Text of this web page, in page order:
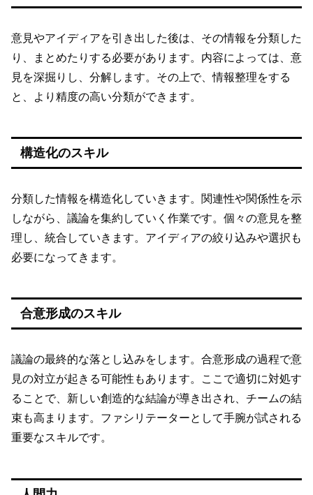
意見やアイディアを引き出した後は、その情報を分類した
り、まとめたりする必要があります。内容によっては、意
見を深掘りし、分解します。その上で、情報整理をする
と、より精度の高い分類ができます。
構造化のスキル
分類した情報を構造化していきます。関連性や関係性を示
しながら、議論を集約していく作業です。個々の意見を整
理し、統合していきます。アイディアの絞り込みや選択も
必要になってきます。
合意形成のスキル
議論の最終的な落とし込みをします。合意形成の過程で意
見の対立が起きる可能性もあります。ここで適切に対処す
ることで、新しい創造的な結論が導き出され、チームの結
束も高まります。ファシリテーターとして手腕が試される
重要なスキルです。